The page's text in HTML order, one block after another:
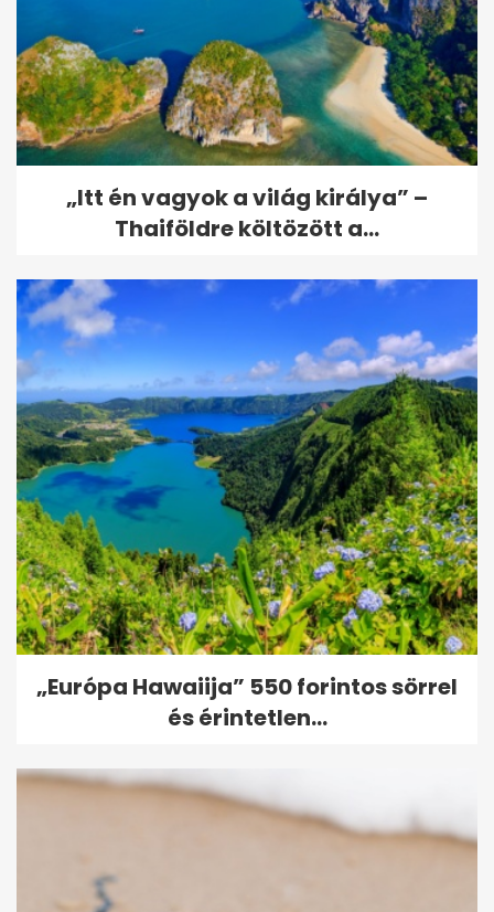
„Itt én vagyok a világ királya” –
Thaiföldre költözött a...
„Európa Hawaiija” 550 forintos sörrel
és érintetlen...